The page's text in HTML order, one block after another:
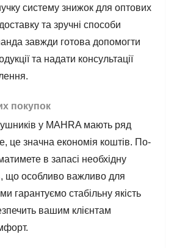
систему знижок для оптових
та зручні способи
завжди готова допомогти
та надати консультації
покупок
у MAHRA мають ряд
це значна економія коштів. По-
в запасі необхідну
що особливо важливо для
гарантуємо стабільну якість
вашим клієнтам